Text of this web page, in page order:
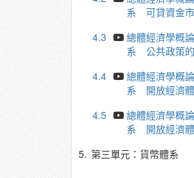
系 可貸資金
4.3
總體經濟學
系 公共政策
4.4
總體經濟學
系 開放經濟體
4.5
總體經濟學
系 開放經濟體
5. 第三單元：貨幣體系